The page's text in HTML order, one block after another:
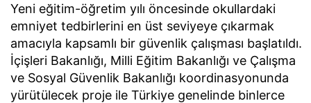
Yeni eğitim-öğretim yılı öncesinde okullardaki
emniyet tedbirlerini en üst seviyeye çıkarmak
amacıyla kapsamlı bir güvenlik çalışması başlatıldı.
İçişleri Bakanlığı, Milli Eğitim Bakanlığı ve Çalışma
ve Sosyal Güvenlik Bakanlığı koordinasyonunda
yürütülecek proje ile Türkiye genelinde binlerce